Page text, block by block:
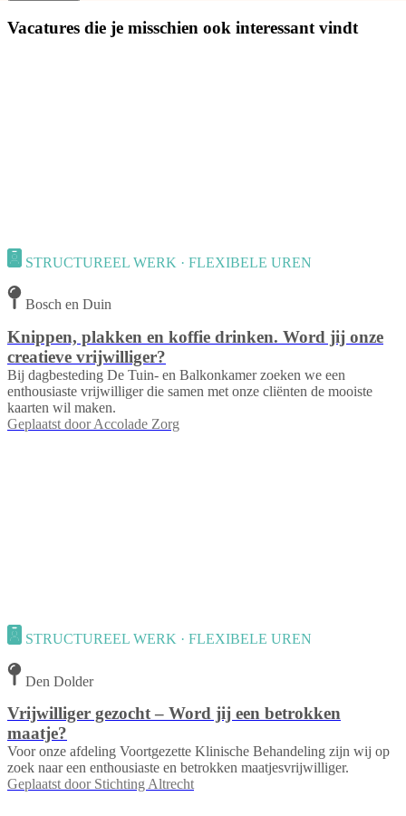
Vacatures die je misschien ook interessant vindt
STRUCTUREEL WERK · FLEXIBELE UREN
Bosch en Duin
Knippen, plakken en koffie drinken. Word jij onze
creatieve vrijwilliger?
Bij dagbesteding De Tuin- en Balkonkamer zoeken we een
enthousiaste vrijwilliger die samen met onze cliënten de mooiste
kaarten wil maken.
Geplaatst door Accolade Zorg
STRUCTUREEL WERK · FLEXIBELE UREN
Den Dolder
Vrijwilliger gezocht – Word jij een betrokken
maatje?
Voor onze afdeling Voortgezette Klinische Behandeling zijn wij op
zoek naar een enthousiaste en betrokken maatjesvrijwilliger.
Geplaatst door Stichting Altrecht